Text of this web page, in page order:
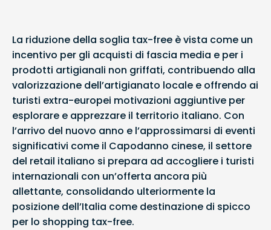
La riduzione della soglia tax-free è vista come un
incentivo per gli acquisti di fascia media e per i
prodotti artigianali non griffati, contribuendo alla
valorizzazione dell’artigianato locale e offrendo ai
turisti extra-europei motivazioni aggiuntive per
esplorare e apprezzare il territorio italiano. Con
l’arrivo del nuovo anno e l’approssimarsi di eventi
significativi come il Capodanno cinese, il settore
del retail italiano si prepara ad accogliere i turisti
internazionali con un’offerta ancora più
allettante, consolidando ulteriormente la
posizione dell’Italia come destinazione di spicco
per lo shopping tax-free.